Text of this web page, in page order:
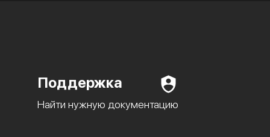
Поддержка
Найти нужную документацию